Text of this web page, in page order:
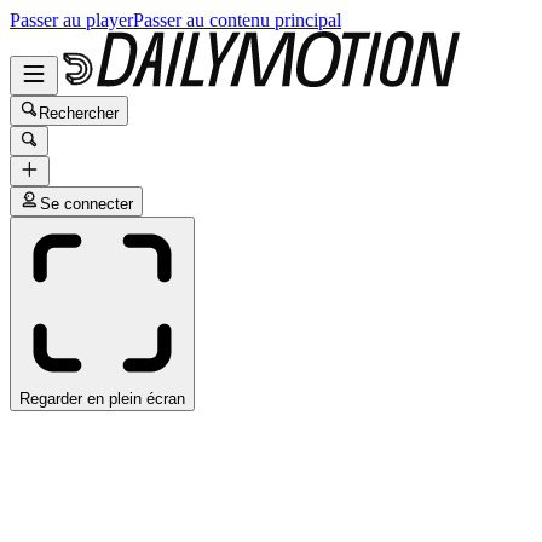
Passer au playerPasser au contenu principal
Rechercher
Se connecter
Regarder en plein écran